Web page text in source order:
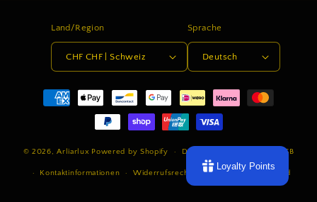
Land/Region
CHF CHF | Schweiz
Sprache
Deutsch
Zahlungsmethoden
© 2026,Arliarlux Powered by Shopify Datenschutzerklärung AGB
Kontaktinformationen Widerrufsrecht Impressum Versand
Loyalty Points